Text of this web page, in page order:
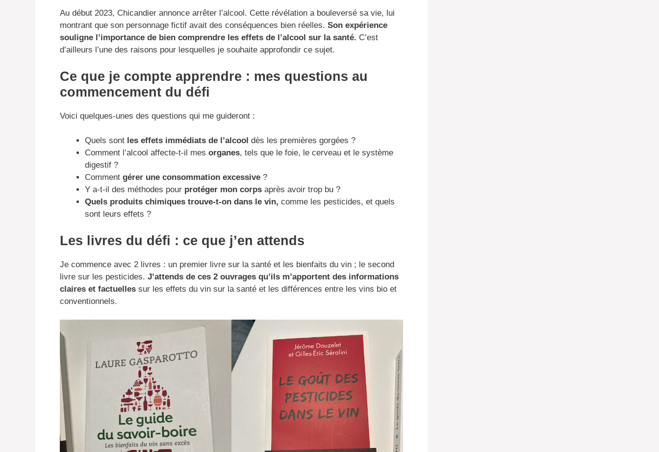
Au début 2023, Chicandier annonce arrêter l’alcool. Cette révélation a bouleversé sa vie, lui
montrant que son personnage fictif avait des conséquences bien réelles. Son expérience
souligne l’importance de bien comprendre les effets de l’alcool sur la santé. C’est
d’ailleurs l’une des raisons pour lesquelles je souhaite approfondir ce sujet.
Ce que je compte apprendre : mes questions au
commencement du défi
Voici quelques-unes des questions qui me guideront :
Quels sont les effets immédiats de l’alcool dès les premières gorgées ?
Comment l’alcool affecte-t-il mes organes, tels que le foie, le cerveau et le système
digestif ?
Comment gérer une consommation excessive ?
Y a-t-il des méthodes pour protéger mon corps après avoir trop bu ?
Quels produits chimiques trouve-t-on dans le vin, comme les pesticides, et quels
sont leurs effets ?
Les livres du défi : ce que j’en attends
Je commence avec 2 livres : un premier livre sur la santé et les bienfaits du vin ; le second
livre sur les pesticides. J’attends de ces 2 ouvrages qu’ils m’apportent des informations
claires et factuelles sur les effets du vin sur la santé et les différences entre les vins bio et
conventionnels.